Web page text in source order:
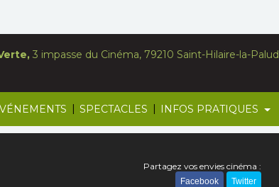
| SPECTACLES | INFOS PRATIQUES
3 impasse du Cinéma, 79210 Saint-Hilaire-la-Palud
Partagez vos envies cinéma :
Facebook Twitter